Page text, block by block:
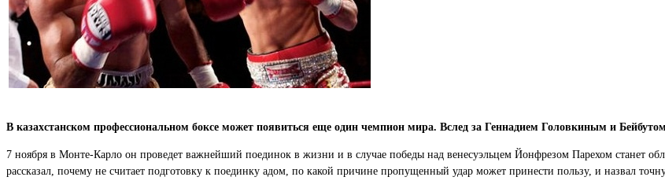
В казахстанском профессиональном боксе может появиться еще один чемпион мира. Вслед за Геннадием Головкиным и
7 ноября в Монте-Карло он проведет важнейший поединок в жизни и в случае победы над венесуэльцем Йонфрезом Парехом станет
рассказал, почему не считает подготовку к поединку адом, по какой причине пропущенный удар может принести пользу, и назвал